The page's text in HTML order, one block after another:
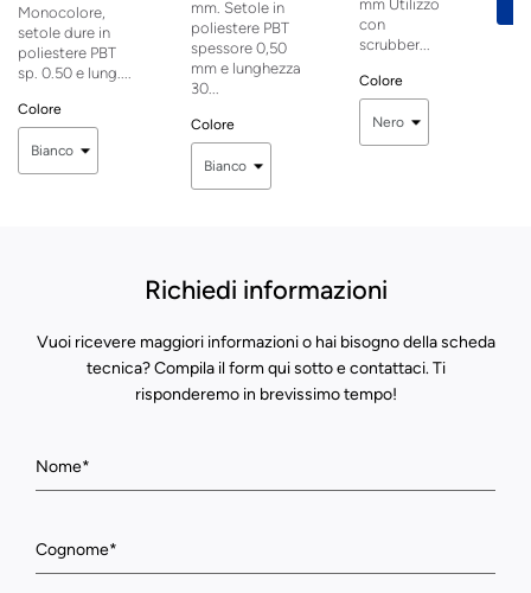
Monocolore,
setole dure in
poliestere PBT
sp. 0.50 e lung....
Colore
mm. Setole in
poliestere PBT
spessore 0,50
mm e lunghezza
30...
Colore
mm Utilizzo
con
scrubber...
Colore
Richiedi informazioni
Vuoi ricevere maggiori informazioni o hai bisogno della scheda
tecnica? Compila il form qui sotto e contattaci. Ti
risponderemo in brevissimo tempo!